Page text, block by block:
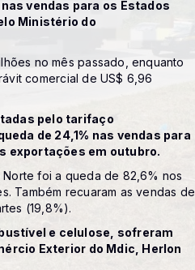
vendas para os Estados
Ministério do
no mês passado, enquanto
comercial de US$ 6,96
pelo tarifaço
de 24,1% nas vendas para
exportações em outubro.
foi a queda de 82,6% nos
Também recuaram as vendas de
(19,8%).
e celulose, sofreram
Exterior do Mdic, Herlon